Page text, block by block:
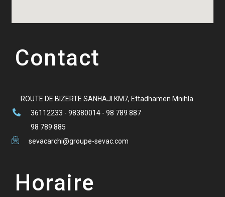
Contact
ROUTE DE BIZERTE SANHAJI KM7, Ettadhamen Mnihla
36112233 - 98380014 - 98 789 887
98 789 885
sevacarchi@groupe-sevac.com
Horaire